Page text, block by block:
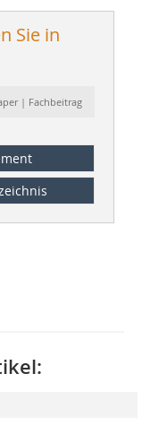
Sie in
| Fachbeitrag